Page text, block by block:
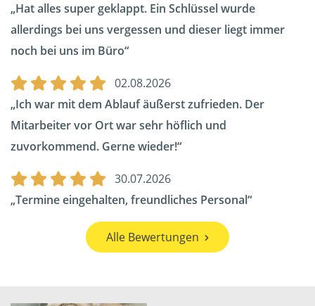
Hat alles super geklappt. Ein Schlüssel wurde
allerdings bei uns vergessen und dieser liegt immer
noch bei uns im Büro
02.08.2026
Ich war mit dem Ablauf äußerst zufrieden. Der
Mitarbeiter vor Ort war sehr höflich und
zuvorkommend. Gerne wieder!
30.07.2026
Termine eingehalten, freundliches Personal
Alle Bewertungen